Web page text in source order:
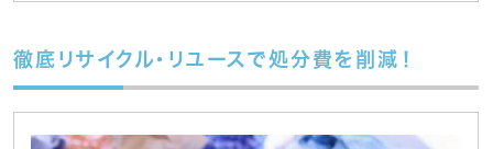
徹底リサイクル・リユースで処分費を削減！